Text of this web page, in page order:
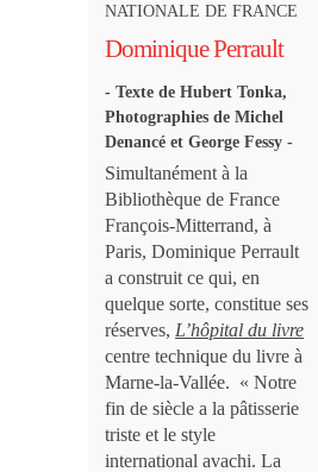
NATIONALE DE FRANCE
Dominique Perrault
- Texte de Hubert Tonka,
Photographies de Michel
Denancé et George Fessy -
Simultanément à la
Bibliothèque de France
François-Mitterrand, à
Paris, Dominique Perrault
a construit ce qui, en
quelque sorte, constitue ses
réserves, L’hôpital du livre
centre technique du livre à
Marne-la-Vallée. « Notre
fin de siècle a la pâtisserie
triste et le style
international avachi. La